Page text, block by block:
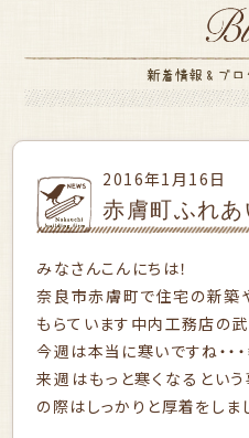
2016年1月16日
赤膚町ふれ
みなさんこんにちは！
奈良市赤膚町で住宅の新築
もらています中内工務店の武
今週は本当に寒いですね・・
来週はもっと寒くなるとい
の際はしっかりと厚着をし